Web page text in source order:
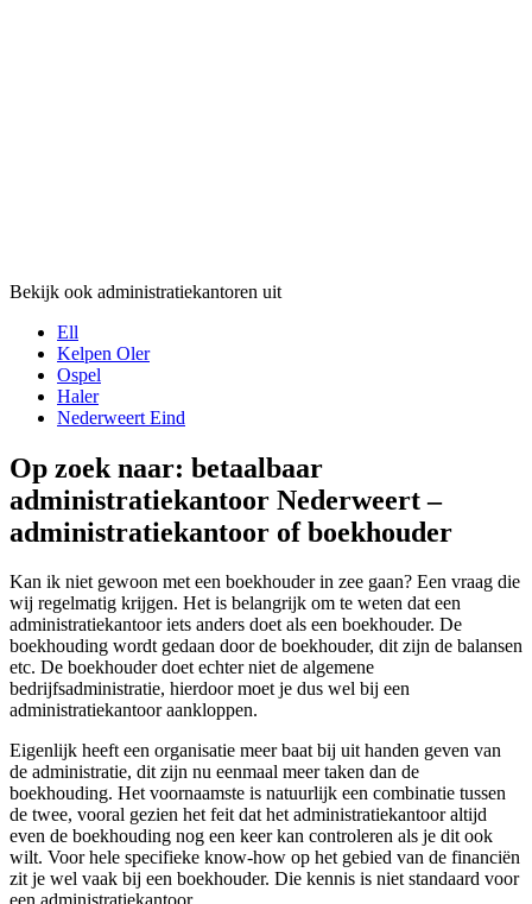
Bekijk ook administratiekantoren uit
Ell
Kelpen Oler
Ospel
Haler
Nederweert Eind
Op zoek naar: betaalbaar
administratiekantoor Nederweert –
administratiekantoor of boekhouder
Kan ik niet gewoon met een boekhouder in zee gaan? Een vraag die
wij regelmatig krijgen. Het is belangrijk om te weten dat een
administratiekantoor iets anders doet als een boekhouder. De
boekhouding wordt gedaan door de boekhouder, dit zijn de balansen
etc. De boekhouder doet echter niet de algemene
bedrijfsadministratie, hierdoor moet je dus wel bij een
administratiekantoor aankloppen.
Eigenlijk heeft een organisatie meer baat bij uit handen geven van
de administratie, dit zijn nu eenmaal meer taken dan de
boekhouding. Het voornaamste is natuurlijk een combinatie tussen
de twee, vooral gezien het feit dat het administratiekantoor altijd
even de boekhouding nog een keer kan controleren als je dit ook
wilt. Voor hele specifieke know-how op het gebied van de financiën
zit je wel vaak bij een boekhouder. Die kennis is niet standaard voor